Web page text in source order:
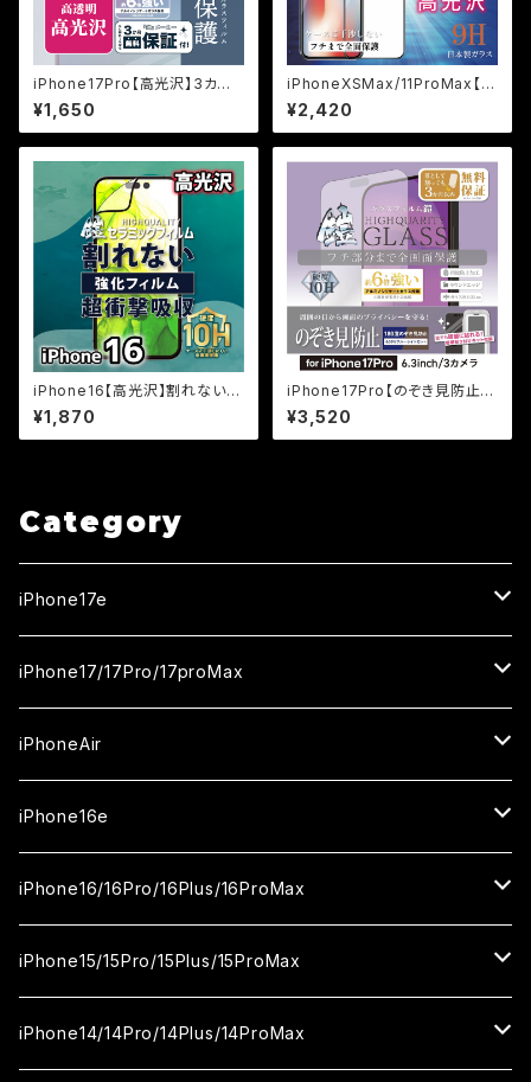
iPhone17Pro【高光沢】3カ月
保証付き『ガラスフィルム鎧』平
面フルカバー
¥1,650
iPhoneXSMax/11ProMax【高
光沢】保証付きガラスフィルム
『鎧』全面フルカバー
¥2,420
iPhone16【高光沢】割れないセ
ラミックフィルム『鎧』全面フルカ
バー
¥1,870
iPhone17Pro【のぞき見防止＆
ブルーライトカット】3カ月保証
付き『ガラスフィルム鎧』全面フル
カバー（黒フチタイプ）＜貼り付
¥3,520
Category
iPhone17e
ガラスフィルム
セラミックフィルム
カメラ用フィルム
iPhone17/17Pro/17proMax
iPhone17
ガラスフィルム
セラミックフィルム
iPhone17Pro
ガラスフィルム
セラミックフィルム
iPhone17proMax
ガラスフィルム
セラミックフィルム
iPhoneAir
ガラスフィルム
セラミックフィルム
カメラ用フィルム
iPhone16e
ガラスフィルム
セラミックフィルム
カメラ用フィルム
iPhone16/16Pro/16Plus/16ProMax
iPhone16
ガラスフィルム
iPhone16Pro
iPhone15/15Pro/15Plus/15ProMax
iPhone15
iPhone14/14Pro/14Plus/14ProMax